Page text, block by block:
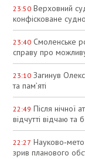
23:50 Верховний
конфісковане
23:40 Смоленське
справу про
23:10 Загинув
та пам’яті
22:49 Після нічної
відчутті відчаю та
22:27
зрив планового